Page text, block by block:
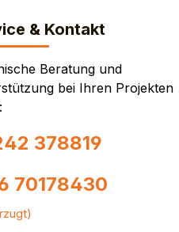
& Kontakt
Beratung und
bei Ihren Projekten
378819
70178430